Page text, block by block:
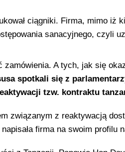
ciągniki. Firma, mimo iż
sanacyjnego, czyli
A tych, jak się
spotkali się z
tzw. kontraktu
związanym z reaktywacją
firma na swoim profilu